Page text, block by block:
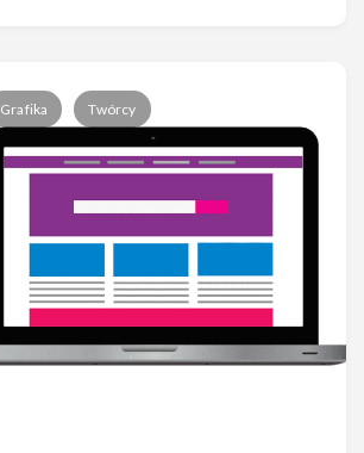
Grafika Twórcy